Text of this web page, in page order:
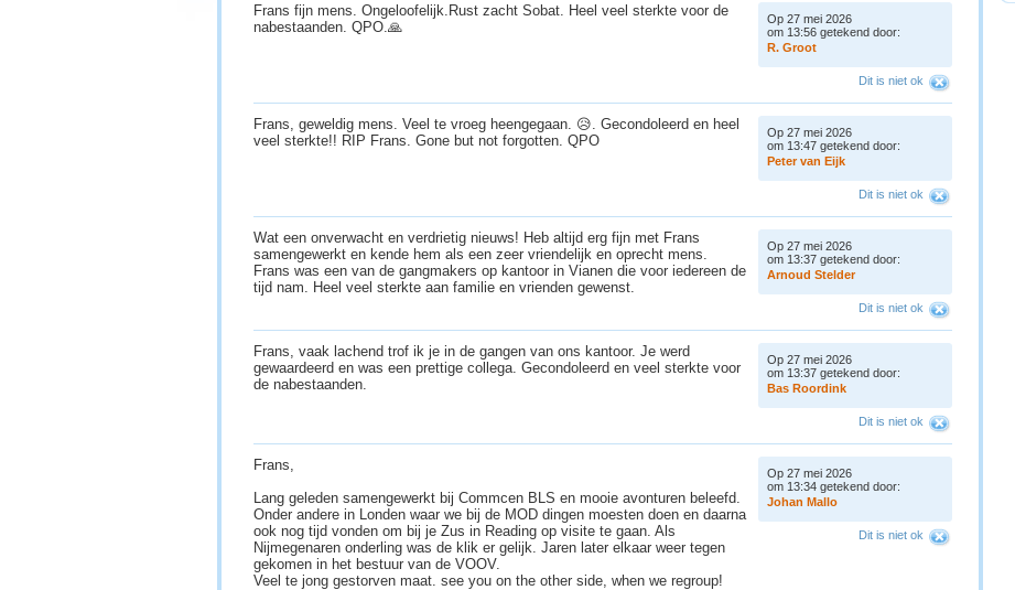
Frans fijn mens. Ongeloofelijk.Rust zacht Sobat. Heel veel sterkte voor de
nabestaanden. QPO.🙏
Op 27 mei 2026
om 13:56 getekend door:
R. Groot
Dit is niet ok
Frans, geweldig mens. Veel te vroeg heengegaan. 😥. Gecondoleerd en heel
veel sterkte!! RIP Frans. Gone but not forgotten. QPO
Op 27 mei 2026
om 13:47 getekend door:
Peter van Eijk
Dit is niet ok
Wat een onverwacht en verdrietig nieuws! Heb altijd erg fijn met Frans
samengewerkt en kende hem als een zeer vriendelijk en oprecht mens.
Frans was een van de gangmakers op kantoor in Vianen die voor iedereen de
tijd nam. Heel veel sterkte aan familie en vrienden gewenst.
Op 27 mei 2026
om 13:37 getekend door:
Arnoud Stelder
Dit is niet ok
Frans, vaak lachend trof ik je in de gangen van ons kantoor. Je werd
gewaardeerd en was een prettige collega. Gecondoleerd en veel sterkte voor
de nabestaanden.
Op 27 mei 2026
om 13:37 getekend door:
Bas Roordink
Dit is niet ok
Frans,
Lang geleden samengewerkt bij Commcen BLS en mooie avonturen beleefd.
Onder andere in Londen waar we bij de MOD dingen moesten doen en daarna
ook nog tijd vonden om bij je Zus in Reading op visite te gaan. Als
Nijmegenaren onderling was de klik er gelijk. Jaren later elkaar weer tegen
gekomen in het bestuur van de VOOV.
Veel te jong gestorven maat. see you on the other side, when we regroup!
Op 27 mei 2026
om 13:34 getekend door:
Johan Mallo
Dit is niet ok